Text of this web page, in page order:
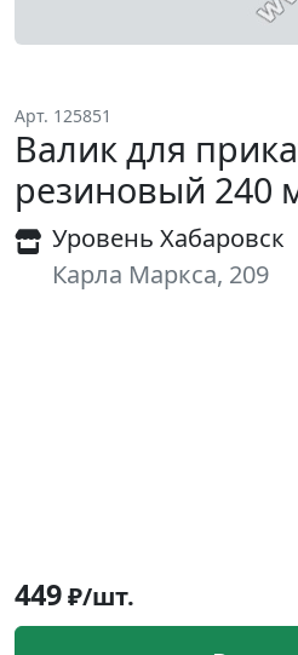
Арт. 125851
Валик для
резиновый 240
Уровень Хабаровск
Карла Маркса, 209
449₽/шт.